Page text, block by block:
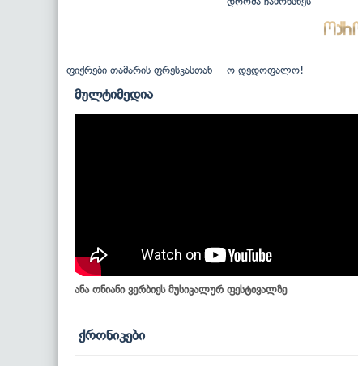
ფიქრები თამარის ფრესკასთან ო დედოფალო!
მულტიმედია
ანა ონიანი ვერბიეს მუსიკალურ ფესტივალზე
ქრონიკები